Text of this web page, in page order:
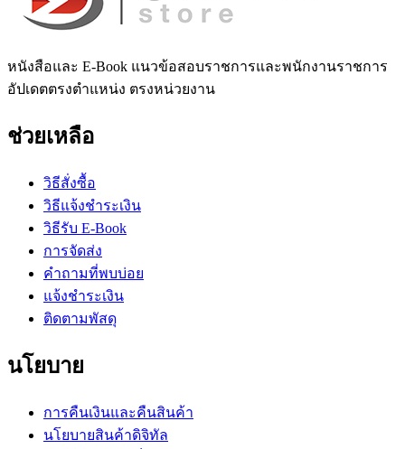
หนังสือและ E-Book แนวข้อสอบราชการและพนักงานราชการ
อัปเดตตรงตำแหน่ง ตรงหน่วยงาน
ช่วยเหลือ
วิธีสั่งซื้อ
วิธีแจ้งชำระเงิน
วิธีรับ E-Book
การจัดส่ง
คำถามที่พบบ่อย
แจ้งชำระเงิน
ติดตามพัสดุ
นโยบาย
การคืนเงินและคืนสินค้า
นโยบายสินค้าดิจิทัล